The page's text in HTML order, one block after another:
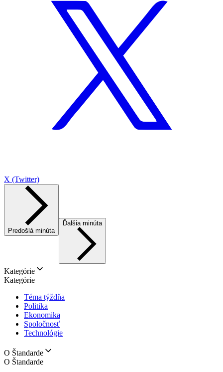
X (Twitter)
Predošlá minúta
Ďalšia minúta
Kategórie
Kategórie
Téma týždňa
Politika
Ekonomika
Spoločnosť
Technológie
O Štandarde
O Štandarde